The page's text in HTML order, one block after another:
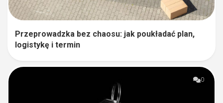
Przeprowadzka bez chaosu: jak poukładać plan,
logistykę i termin
0